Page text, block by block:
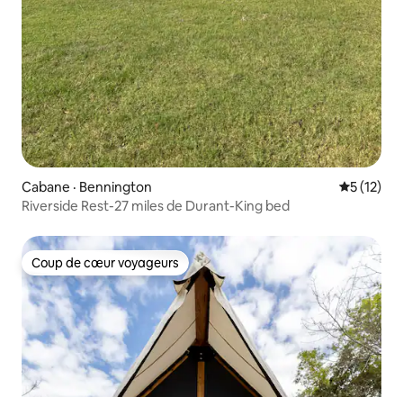
Cabane · Bennington Note
5 (12)
Riverside Rest-27 miles de Durant-King bed
Coup de cœur voyageurs
Coup de cœur voyageurs